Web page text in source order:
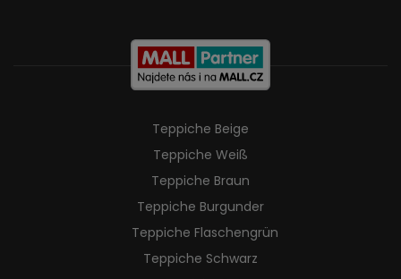
Teppiche Beige
Teppiche Weiß
Teppiche Braun
Teppiche Burgunder
Teppiche Flaschengrün
Teppiche Schwarz